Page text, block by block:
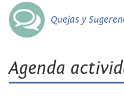
Quejas y
Agenda